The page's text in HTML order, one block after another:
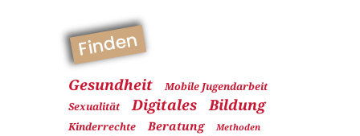
Finden
Gesundheit
Mobile Jugendarbeit
Sexualität
Digitales Bildung
Kinderrechte Beratung Methoden